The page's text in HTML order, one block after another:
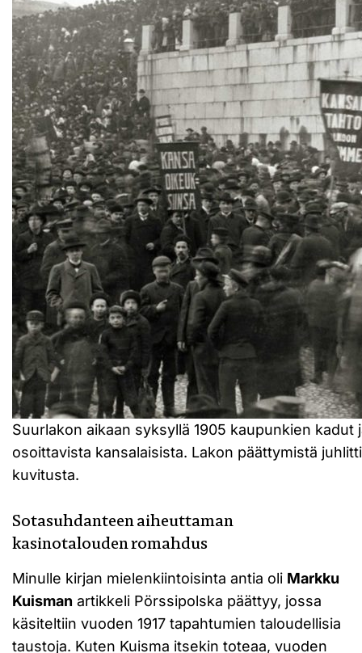
Suurlakon aikaan syksyllä 1905 kaupunkien
osoittavista kansalaisista. Lakon päättymistä
kuvitusta.
Sotasuhdanteen aiheuttaman
kasinotalouden romahdus
Minulle kirjan mielenkiintoisinta antia oli Markku
Kuisman artikkeli Pörssipolska päättyy, jossa
käsiteltiin vuoden 1917 tapahtumien taloudellisia
taustoja. Kuten Kuisma itsekin toteaa, vuoden